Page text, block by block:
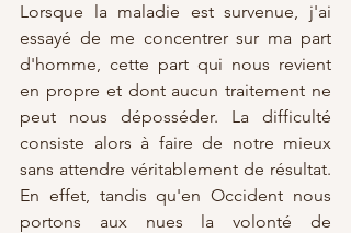
Lorsque la maladie est survenue, j'ai
essayé de me concentrer sur ma part
d'homme, cette part qui nous revient
en propre et dont aucun traitement ne
peut nous déposséder. La difficulté
consiste alors à faire de notre mieux
sans attendre véritablement de résultat.
En effet, tandis qu'en Occident nous
portons aux nues la volonté de